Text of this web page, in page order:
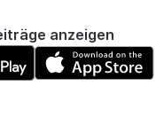
lang fährt
anzeigen